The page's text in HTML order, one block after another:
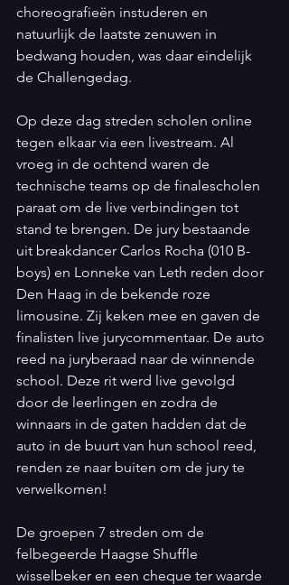
choreografieën instuderen en
natuurlijk de laatste zenuwen in
bedwang houden, was daar eindelijk
de Challengedag.
Op deze dag streden scholen online
tegen elkaar via een livestream. Al
vroeg in de ochtend waren de
technische teams op de finalescholen
paraat om de live verbindingen tot
stand te brengen. De jury bestaande
uit breakdancer Carlos Rocha (010 B-
boys) en Lonneke van Leth reden door
Den Haag in de bekende roze
limousine. Zij keken mee en gaven de
finalisten live jurycommentaar. De auto
reed na juryberaad naar de winnende
school. Deze rit werd live gevolgd
door de leerlingen en zodra de
winnaars in de gaten hadden dat de
auto in de buurt van hun school reed,
renden ze naar buiten om de jury te
verwelkomen!
De groepen 7 streden om de
felbegeerde Haagse Shuffle
wisselbeker en een cheque ter waarde